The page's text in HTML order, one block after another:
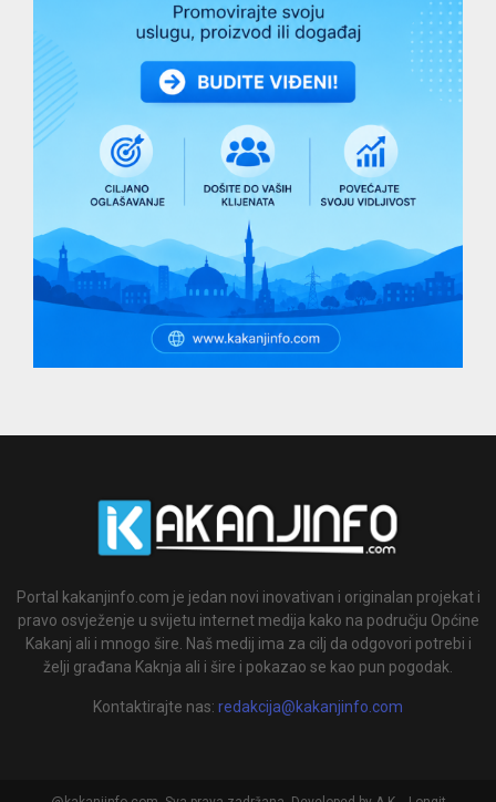
Portal kakanjinfo.com je jedan novi inovativan i originalan projekat i
pravo osvježenje u svijetu internet medija kako na području Općine
Kakanj ali i mnogo šire. Naš medij ima za cilj da odgovori potrebi i
želji građana Kaknja ali i šire i pokazao se kao pun pogodak.
Kontaktirajte nas: redakcija@kakanjinfo.com